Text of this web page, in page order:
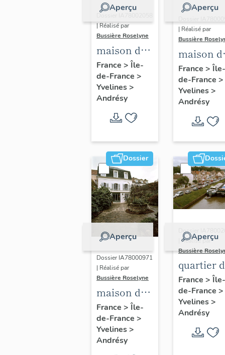
Aperçu
| Réalisé par
Bussière Roselyne
maison de
notable de
villégiature
dite la
Barbannerie
France > Île-
de-France >
Yvelines>
Andrésy
Aperçu
| Réalisé par
Bussière
maison
66 rue du
Général-
Leclerc
France > Île-
de-France >
Yvelines>
Andrésy
Dossier
Aperçu
Dossier IA78000971
| Réalisé par
Bussière Roselyne
maison de
campagne,
6 rue du
Général-
Leclerc
France > Île-
de-France >
Yvelines>
Andrésy
Aperçu
Dossier
| Réalisé par
Bussière
quartier
Fin
France > Île-
de-France >
Yvelines>
Andrésy